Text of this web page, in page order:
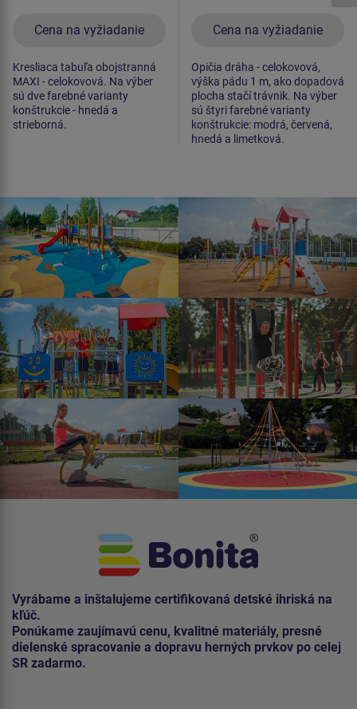
Cena na vyžiadanie
Kresliaca tabuľa obojstranná
MAXI - celokovová. Na výber
sú dve farebné varianty
konštrukcie - hnedá a
strieborná.
Cena na vyžiadanie
Opičia dráha - celokovová,
výška pádu 1 m, ako dopadová
plocha stačí trávnik. Na výber
sú štyri farebné varianty
konštrukcie: modrá, červená,
hnedá a limetková.
Vyrábame a inštalujeme certifikovaná detské ihriská na
kľúč.
Ponúkame zaujímavú cenu, kvalitné materiály, presné
dielenské spracovanie a dopravu herných prvkov po celej
SR zadarmo.